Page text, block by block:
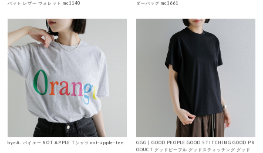
バット レザー ウォレット mc1140
ダーバッグ mc1661
byeA. バイエー NOT APPLE Tシャツ not-apple-tee
GGG | GOOD PEOPLE GOOD STITCHING GOOD PR
ODUCT グッドピープル グッドスティッチング グッド